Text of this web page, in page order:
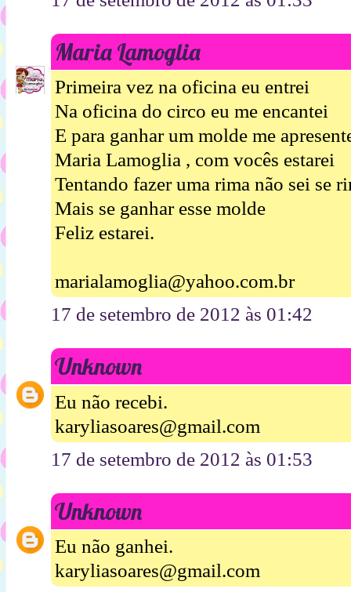
Maria Lamoglia
Primeira vez na oficina eu entrei
Na oficina do circo eu me encantei
E para ganhar um molde me
Maria Lamoglia , com vocês estarei
Tentando fazer uma rima não sei se
Mais se ganhar esse molde
Feliz estarei.
marialamoglia@yahoo.com.br
17 de setembro de 2012 às 01:42
Unknown
Eu não recebi.
karyliasoares@gmail.com
17 de setembro de 2012 às 01:53
Unknown
Eu não ganhei.
karyliasoares@gmail.com